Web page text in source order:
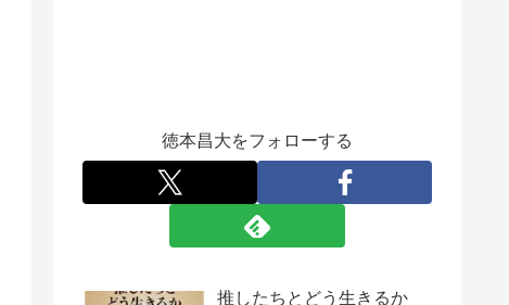
徳本昌大をフォローする
推したちとどう生きるか